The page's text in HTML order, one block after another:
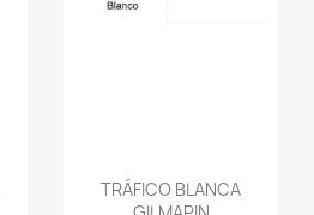
TRÁFICO BLANCA